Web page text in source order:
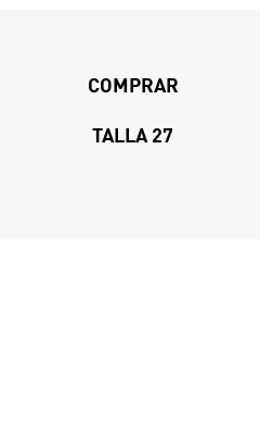
COMPRAR
TALLA 27